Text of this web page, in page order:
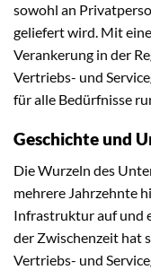
sowohl an
geliefert wird. Mit
Verankerung in der
Vertriebs- und
für alle Bedürfnisse
Geschichte und
Die Wurzeln des
mehrere Jahrzehnte
Infrastruktur auf und
der Zwischenzeit hat
Vertriebs- und